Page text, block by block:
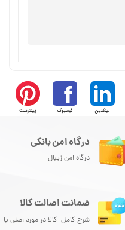
لینکدین فیسبوک پینترست
درگاه امن بانکی
درگاه امن زیبال
ضمانت اصالت کالا
شرح کامل کالا در مورد اصلی یا